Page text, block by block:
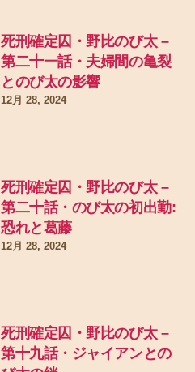
死刑確定囚・野比のび太 –
第二十一話・夫婦間の亀裂
とのび太の影響
12月 28, 2024
死刑確定囚・野比のび太 –
第二十話・のび太の初出勤:
恐れと葛藤
12月 28, 2024
死刑確定囚・野比のび太 –
第十九話・ジャイアンとの